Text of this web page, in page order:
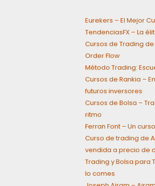
Eurekers – El Mejor
TendenciasFX – La
Cursos de Trading
Order Flow
Método Trading:
Cursos de Rankia –
futuros inversores
Cursos de Bolsa –
ritmo
Ferran Font – Un
Curso de trading de
vendida a precio de
Trading y Bolsa para
lo comes